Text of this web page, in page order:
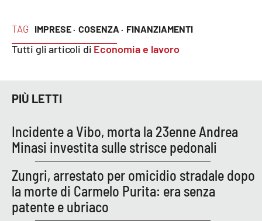
Venti di comunicazione
LaC TV
LaC Network
LaC OnAir
EDIZIONI
LOCALI
TAG IMPRESE · COSENZA · FINANZIAMENTI
Tutti gli articoli di Economia e lavoro
PIÙ LETTI
Incidente a Vibo, morta la 23enne Andrea
Minasi investita sulle strisce pedonali
Zungri, arrestato per omicidio stradale dopo
la morte di Carmelo Purita: era senza
patente e ubriaco